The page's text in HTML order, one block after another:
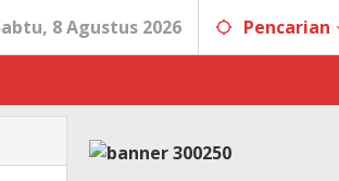
8 Agustus 2026 Pencarian